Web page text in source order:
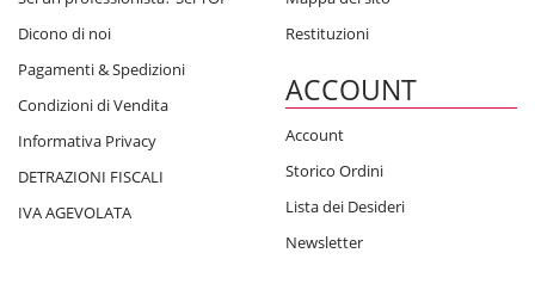
Dicono di noi
Pagamenti & Spedizioni
Condizioni di Vendita
Informativa Privacy
DETRAZIONI FISCALI
IVA AGEVOLATA
Restituzioni
ACCOUNT
Account
Storico Ordini
Lista dei Desideri
Newsletter